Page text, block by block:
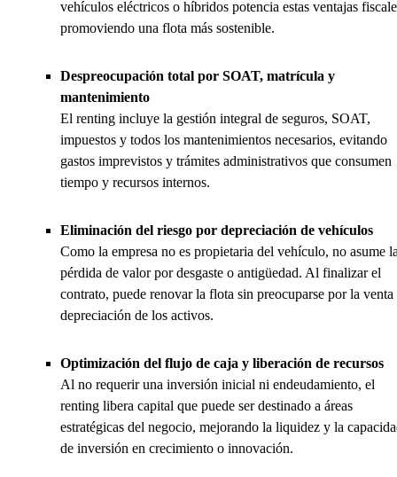
vehículos eléctricos o híbridos potencia estas ventajas
promoviendo una flota más sostenible.
Despreocupación total por SOAT, matrícula y
mantenimiento
El renting incluye la gestión integral de seguros, SOAT,
impuestos y todos los mantenimientos necesarios, evitando
gastos imprevistos y trámites administrativos que consumen
tiempo y recursos internos.
Eliminación del riesgo por depreciación de vehículos
Como la empresa no es propietaria del vehículo, no asume
pérdida de valor por desgaste o antigüedad. Al finalizar el
contrato, puede renovar la flota sin preocuparse por la venta
depreciación de los activos.
Optimización del flujo de caja y liberación de recursos
Al no requerir una inversión inicial ni endeudamiento, el
renting libera capital que puede ser destinado a áreas
estratégicas del negocio, mejorando la liquidez y la
de inversión en crecimiento o innovación.